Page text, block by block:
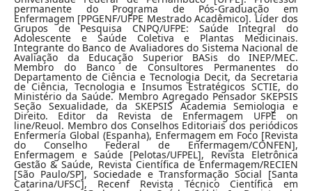
permanente do Programa de Pós-Graduação em
Enfermagem [PPGENF/UFPE Mestrado Acadêmico]. Líder dos
Grupos de Pesquisa CNPQ/UFPE: Saúde Integral do
Adolescente e Saúde Coletiva e Plantas Medicinais.
Integrante do Banco de Avaliadores do Sistema Nacional de
Avaliação da Educação Superior BASis do INEP/MEC.
Membro do Banco de Consultores Permanentes do
Departamento de Ciência e Tecnologia Decit, da Secretaria
de Ciência, Tecnologia e Insumos Estratégicos SCTIE, do
Ministério da Saúde. Membro Agregado Pensador SKEPSIS
Seção Sexualidade, da SKEPSIS Academia Semiologia e
Direito. Editor da Revista de Enfermagem UFPE on
line/Reuol. Membro dos Conselhos Editoriais dos periódicos
Enfermería Global (Espanha), Enfermagem em Foco [Revista
do Conselho Federal de Enfermagem/CONFEN],
Enfermagem e Saúde [Pelotas/UFPEL], Revista Eletrônica
Gestão & Saúde, Revista Científica de Enfermagem/RECIEN
[São Paulo/SP], Sociedade e Transformação Social [Santa
Catarina/UFSC], Recenf Revista Técnico Científica em